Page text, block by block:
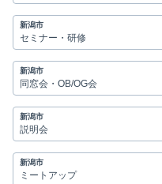
新潟市
セミナー・研修
新潟市
同窓会・OB/OG会
新潟市
説明会
新潟市
ミートアップ